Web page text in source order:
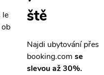
le
ště
Najdi ubytování přes
booking.com se
slevou až 30%.